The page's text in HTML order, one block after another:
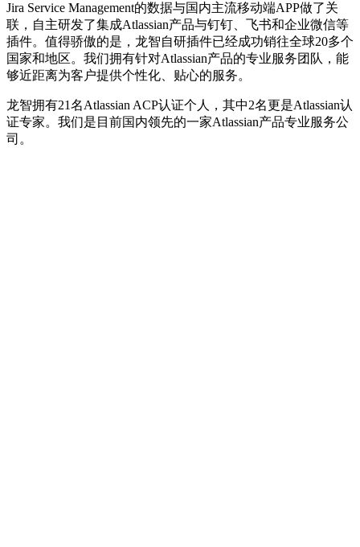
Jira Service Management的数据与国内主流移动端APP做了关
联，自主研发了集成Atlassian产品与钉钉、飞书和企业微信等
插件。值得骄傲的是，龙智自研插件已经成功销往全球20多个
国家和地区。我们拥有针对Atlassian产品的专业服务团队，能
够近距离为客户提供个性化、贴心的服务。
龙智拥有21名Atlassian ACP认证个人，其中2名更是Atlassian认
证专家。我们是目前国内领先的一家Atlassian产品专业服务公
司。